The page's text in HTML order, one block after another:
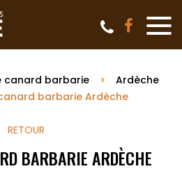
canard barbarie
Ardèche
barbarie Ardèche
RETOUR
BARBARIE ARDÈCHE